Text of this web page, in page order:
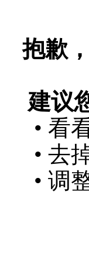
抱歉
建议
• 看
• 去
• 调